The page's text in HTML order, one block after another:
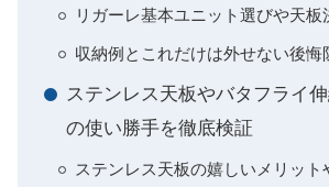
リガーレ基本ユニット選びや天板
収納例とこれだけは外せない後悔
ステンレス天板やバタフライ
の使い勝手を徹底検証
ステンレス天板の嬉しいメリット